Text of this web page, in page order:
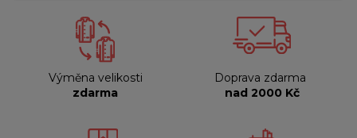
Výměna velikosti
zdarma
Doprava zdarma
nad 2000 Kč